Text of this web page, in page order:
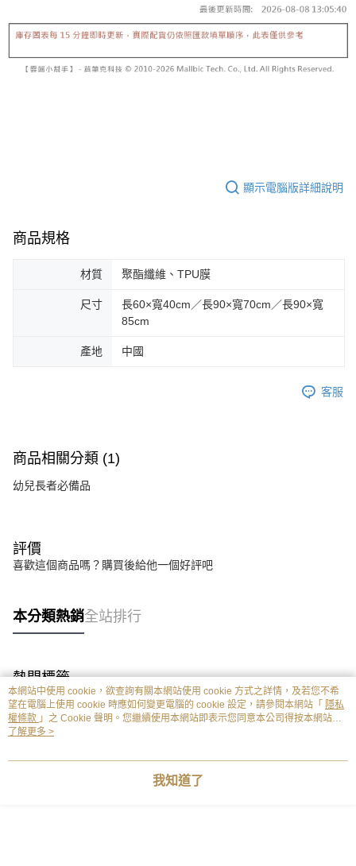
顯示電腦版詳細說明
商品規格
材質 聚酯纖維、TPU膜
尺寸
長60×寬40cm／長90×寬70cm／長90×寬
85cm
產地 中國
客服
商品相關分類 (1)
幼兒長者必備品
評價
喜歡這個商品嗎？購買後給他一個好評吧
本分類熱銷全站排行
熱門標籤
本網站中使用 cookie，欲查詢有關本網站使用 cookie 方式之詳情，及若您不希
望在電腦上使用 cookie 時應如何變更電腦的 cookie 設定，請參閱本網站「 隱私
權條款 」之 Cookie 聲明。您繼續使用本網站即表示您同意本公司得按本網站使
用條款之 Cookie 聲明使用 cookie。
了解更多 >
我知道了